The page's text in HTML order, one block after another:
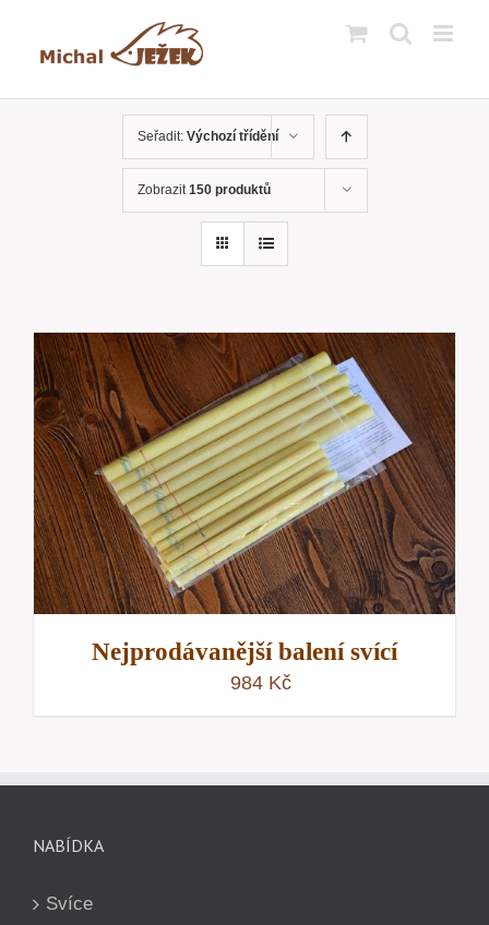
Seřadit: Výchozí třídění
Zobrazit150 produktů
Nejprodávanější balení svící
984 Kč
NABÍDKA
Svíce